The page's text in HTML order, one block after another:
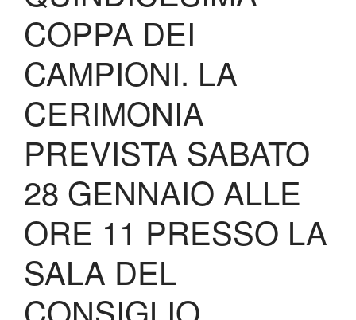
COPPA DEI
CAMPIONI. LA
CERIMONIA
PREVISTA SABATO
28 GENNAIO ALLE
ORE 11 PRESSO LA
SALA DEL
CONSIGLIO